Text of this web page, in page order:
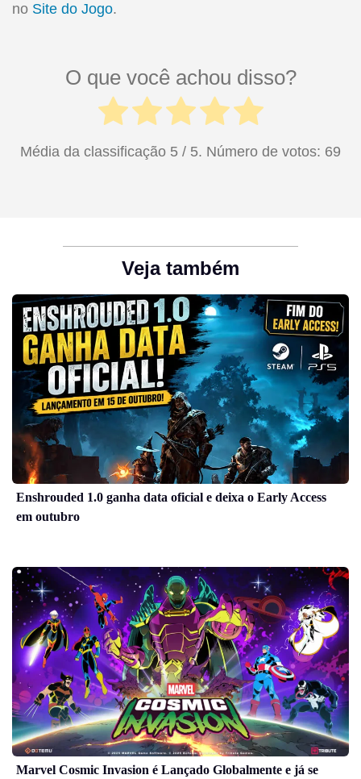
no Site do Jogo.
O que você achou disso?
Média da classificação 5 / 5. Número de votos: 69
Veja também
Enshrouded 1.0 ganha data oficial e deixa o Early Access
em outubro
Marvel Cosmic Invasion é Lançado Globalmente e já se